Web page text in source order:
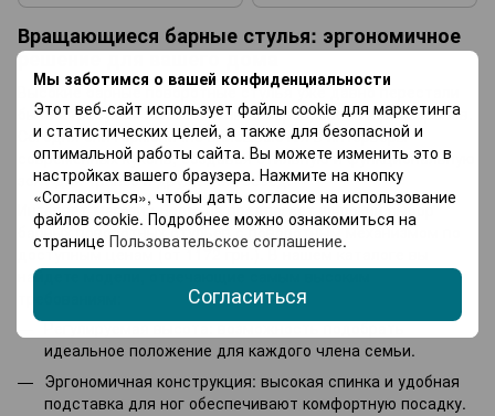
Мы заботимся о вашей конфиденциальности
Этот веб-сайт использует файлы cookie для маркетинга
и статистических целей, а также для безопасной и
оптимальной работы сайта. Вы можете изменить это в
настройках вашего браузера. Нажмите на кнопку
«Согласиться», чтобы дать согласие на использование
файлов cookie. Подробнее можно ознакомиться на
странице Пользовательское соглашение.
Согласиться
Вращающиеся барные стулья: эргономичное
решение для вашего дома
Высокие барные поворотные стулья уже давно перестали
быть атрибутом исключительно баров, пабов и ресторанов.
Сегодня они гармонично вписываются в интерьеры
современных кухонь, создавая стильную и функциональную
зону для трапез и дружеских бесед.
Интернет-магазин Bonro.ua предлагает широкий выбор
барных поворотных стульев с поворотным механизмом по
доступным ценам (от 1172 грн.). В нашем каталоге вы
найдете модели, отвечающие самым высоким
Регулируемая высота: возможность подобрать
идеальное положение для каждого члена семьи.
Эргономичная конструкция: высокая спинка и удобная
подставка для ног обеспечивают комфортную посадку.